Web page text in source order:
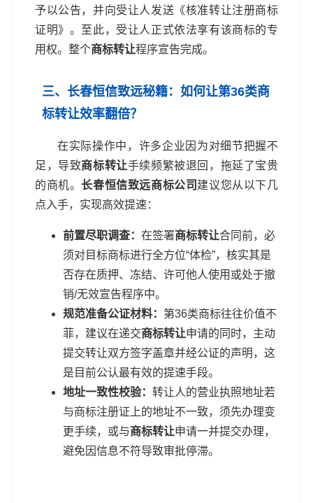
予以公告，并向受让人发送《核准转让注册商标
证明》。至此，受让人正式依法享有该商标的专
用权。整个商标转让程序宣告完成。
三、长春恒信致远秘籍：如何让第36类商
标转让效率翻倍？
在实际操作中，许多企业因为对细节把握不
足，导致商标转让手续频繁被退回，拖延了宝贵
的商机。 长春恒信致远商标公司 建议您从以下几
点入手，实现高效提速：
前置尽职调查： 在签署商标转让合同前，必
须对目标商标进行全方位“体检”，核实其是
否存在质押、冻结、许可他人使用或处于撤
销/无效宣告程序中。
规范准备公证材料： 第36类商标往往价值不
菲，建议在递交商标转让申请的同时，主动
提交转让双方签字盖章并经公证的声明，这
是目前公认最有效的提速手段。
地址一致性校验： 转让人的营业执照地址若
与商标注册证上的地址不一致，须先办理变
更手续，或与商标转让申请一并提交办理，
避免因信息不符导致审批停滞。